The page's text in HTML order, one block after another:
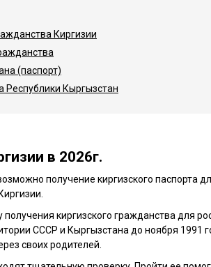
Киргизии
(паспорт)
Республики Кыргызстан
в 2026г.
получение киргизского паспорта
киргизского гражданства для
СССР и Кыргызстана до ноября 1991
своих родителей.